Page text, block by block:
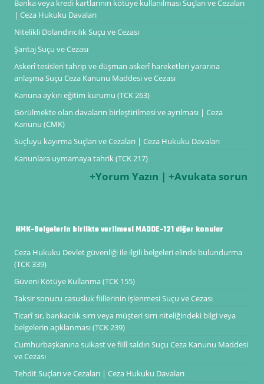
Banka veya kredi kartlarının kötüye kullanılması Suçları ve Cezaları
| Ceza Hukuku Davaları
Nitelikli Dolandırıcılık Suçu ve Cezası
Şantaj Suçu ve Cezası
Askerî tesisleri tahrip ve düşman askerî hareketleri yararına
anlaşma Suçu Ceza Kanunu Maddesi ve Cezası
Kanuna aykırı eğitim kurumu (TCK 263)
Görülmekte olan davaların birleştirilmesi ve ayrılması | Ceza
Kanunu (CMK)
Suçluyu kayırma Suçları ve Cezaları | Ceza Hukuku Davaları
Kanunlara uymamaya tahrik (TCK 217)
+Yorum Yazın | +Avukata sorun
HMK-Belgelerin birlikte verilmesi MADDE-121 diğer konular
Ceza Hukuku Devlet güvenliği ile ilgili belgeleri elinde bulundurma
(TCK 339)
Güveni Kötüye Kullanma (TCK 155)
Taksir sonucu casusluk fiillerinin işlenmesi Suçu ve Cezası
Ticarî sır, bankacılık sırrı veya müşteri sırrı niteliğindeki bilgi veya
belgelerin açıklanması (TCK 239)
Cumhurbaşkanına suikast ve fiilî saldırı Suçu Ceza Kanunu Maddesi
ve Cezası
Tehdit Suçları ve Cezaları | Ceza Hukuku Davaları